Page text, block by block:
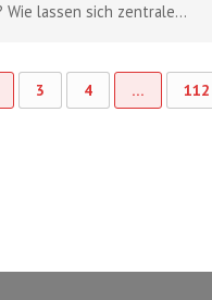
lassen sich zentrale...
3 4 … 112